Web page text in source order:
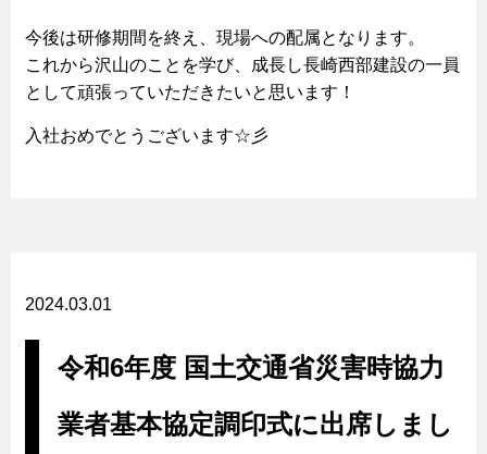
今後は研修期間を終え、現場への配属となります。
これから沢山のことを学び、成長し長崎西部建設の一員
として頑張っていただきたいと思います！
入社おめでとうございます☆彡
2024.03.01
令和6年度 国土交通省災害時協力
業者基本協定調印式に出席しまし